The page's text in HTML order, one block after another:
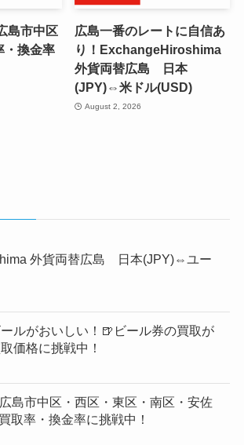
島市中区
・換金率
広島一番のレートに自信あ
り！ExchangeHiroshima
外貨両替広島 日本
(JPY)⇔米ドル(USD)
August 2, 2026
外貨両替広島 日本(JPY)⇔ユー
ルがおいしい！🍺ビール券の買取が
価格に挑戦中！
島市中区・西区・東区・南区・安佐
取率・換金率に挑戦中！